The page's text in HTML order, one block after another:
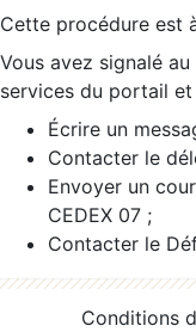
Cette procédure est
Vous avez signalé
services du portail et
Écrire un
Contacter le
Envoyer un
CEDEX 07 ;
Contacter le
Conditions